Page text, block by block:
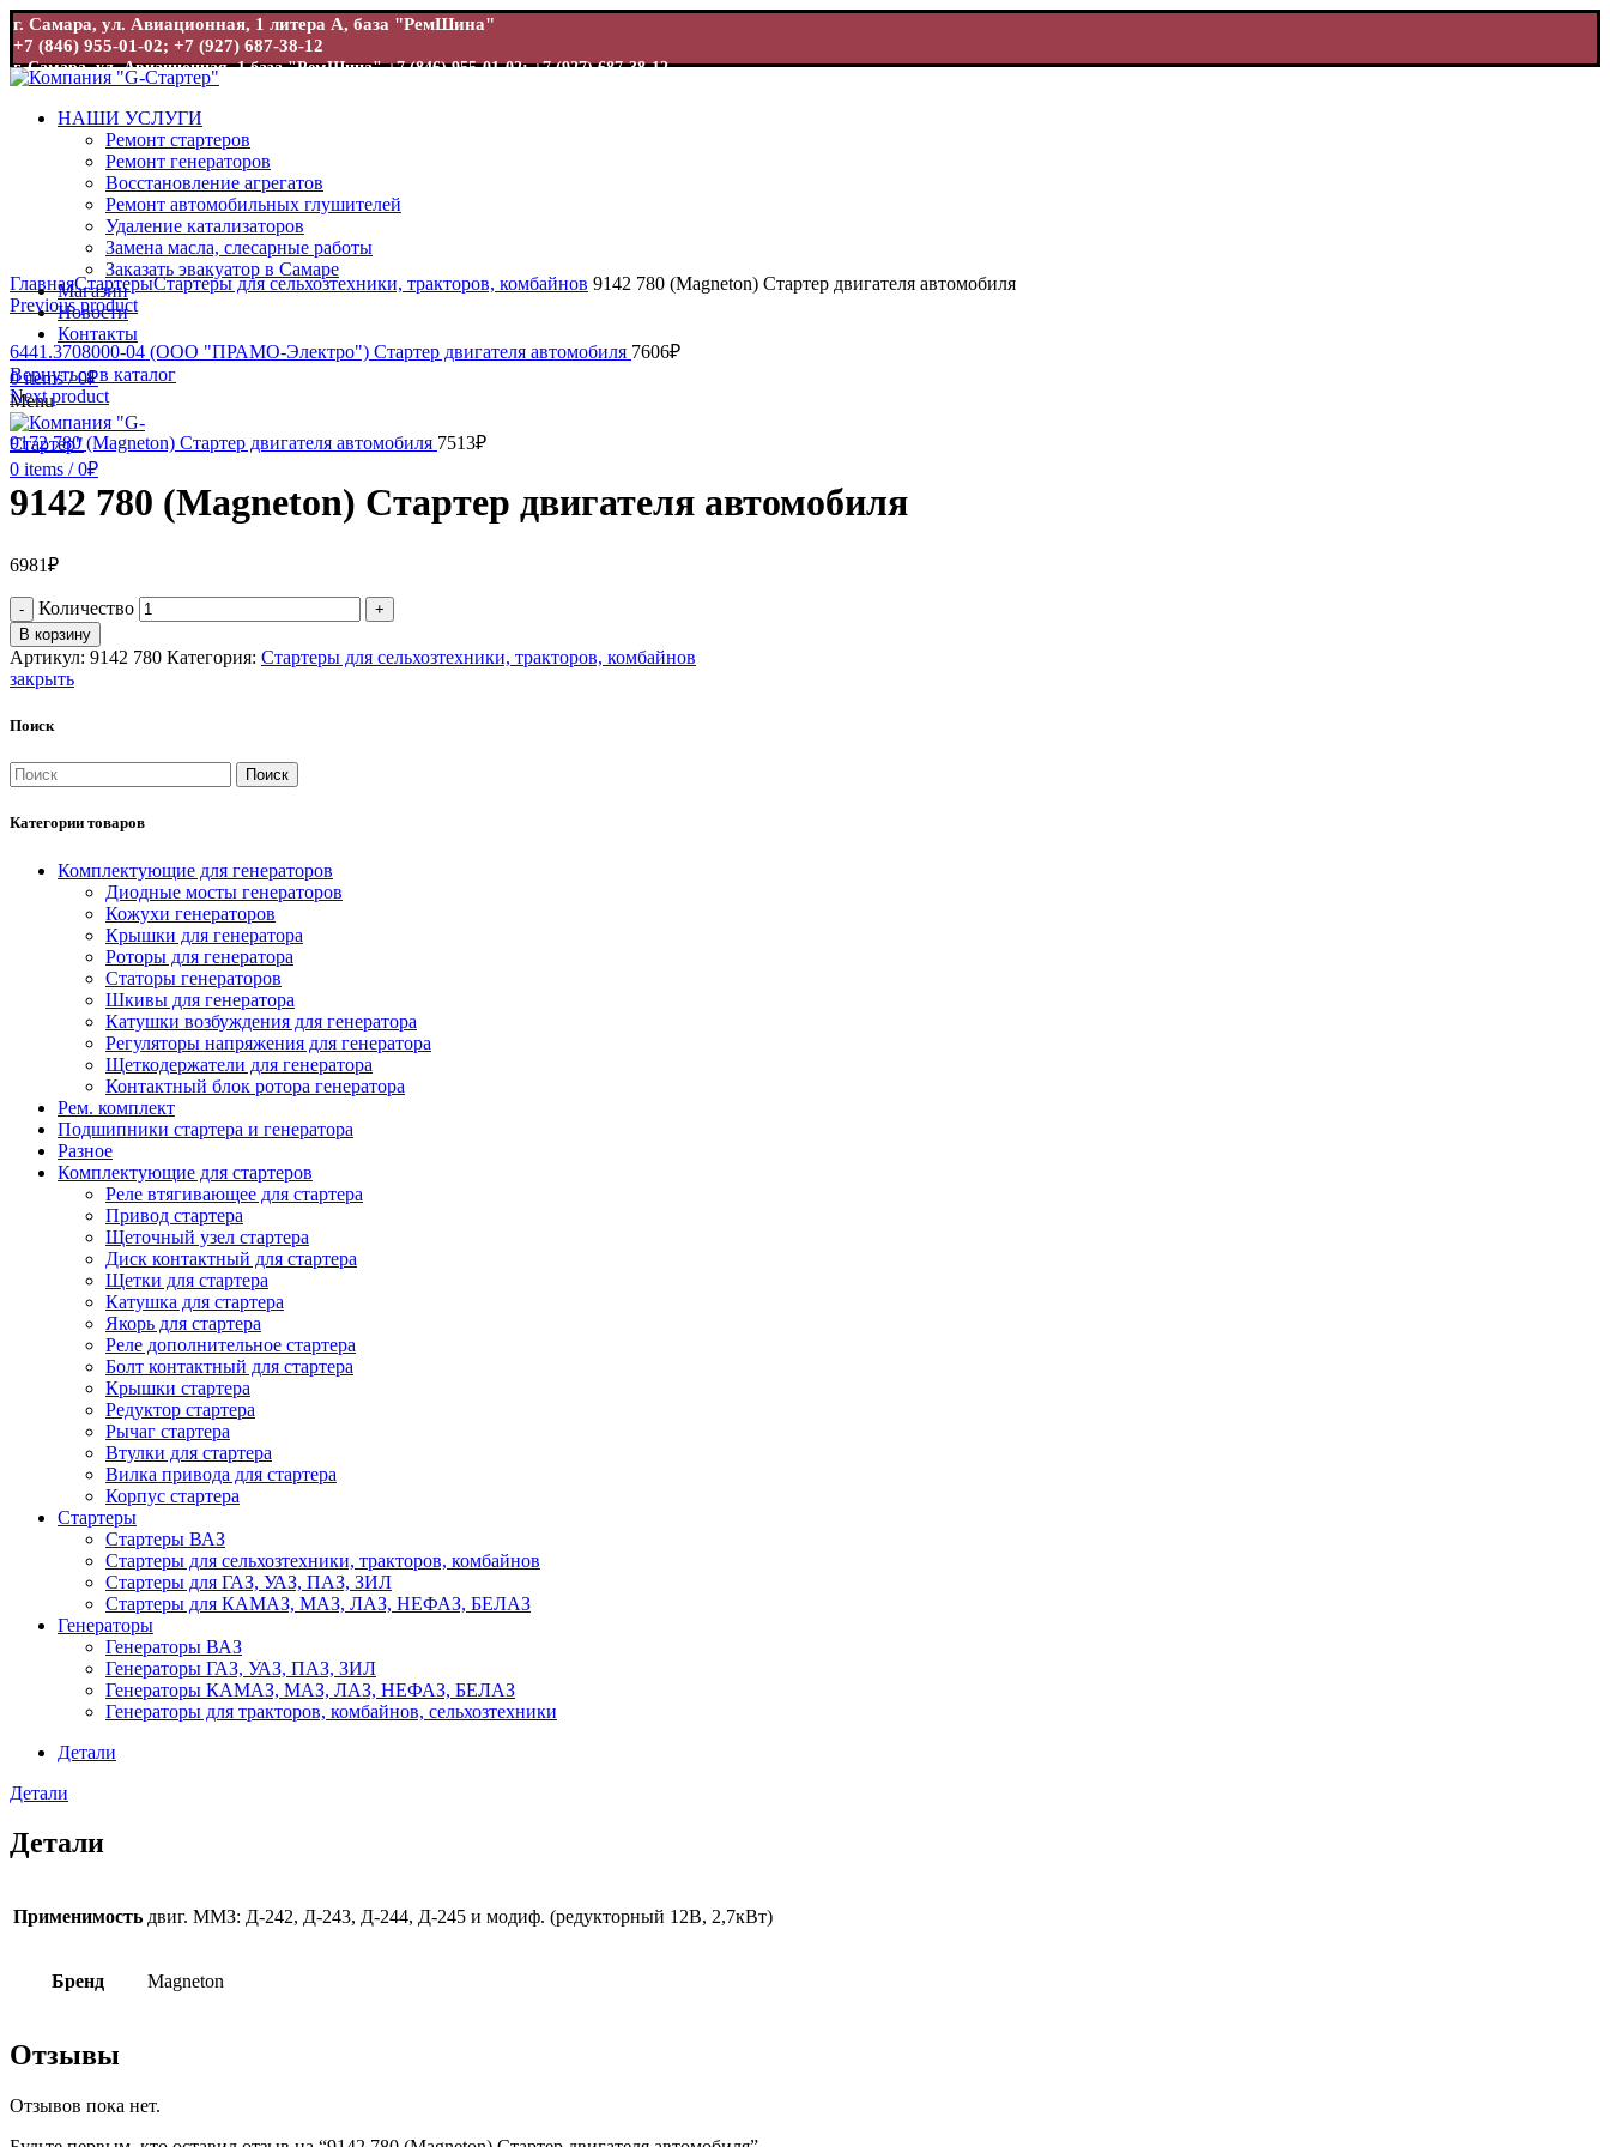
г. Самара, ул. Авиационная, 1 литера А, база "РемШина"
+7 (846) 955-01-02; +7 (927) 687-38-12
г. Самара, ул. Авиационная, 1 база "РемШина" +7 (846) 955-01-02; +7 (927) 687-38-12
НАШИ УСЛУГИ
Ремонт стартеров
Ремонт генераторов
Восстановление агрегатов
Ремонт автомобильных глушителей
Удаление катализаторов
Замена масла, слесарные работы
Заказать эвакуатор в Самаре
Магазин
Новости
Контакты
0items / 0₽
Menu
0 items / 0₽
Увеличить
ГлавнаяСтартерыСтартеры для сельхозтехники, тракторов, комбайнов 9142 780 (Magneton) Стартер двигателя автомобиля
Previous product
6441.3708000-04 (ООО "ПРАМО-Электро") Стартер двигателя автомобиля 7606₽
Вернуться в каталог
Next product
9172 780 (Magneton) Стартер двигателя автомобиля 7513₽
9142 780 (Magneton) Стартер двигателя автомобиля
6981₽
Количество
В корзину
Артикул: 9142 780 Категория: Стартеры для сельхозтехники, тракторов, комбайнов
закрыть
Поиск
Поиск
Категории товаров
Комплектующие для генераторов
Диодные мосты генераторов
Кожухи генераторов
Крышки для генератора
Роторы для генератора
Статоры генераторов
Шкивы для генератора
Катушки возбуждения для генератора
Регуляторы напряжения для генератора
Щеткодержатели для генератора
Контактный блок ротора генератора
Рем. комплект
Подшипники стартера и генератора
Разное
Комплектующие для стартеров
Реле втягивающее для стартера
Привод стартера
Щеточный узел стартера
Диск контактный для стартера
Щетки для стартера
Катушка для стартера
Якорь для стартера
Реле дополнительное стартера
Болт контактный для стартера
Крышки стартера
Редуктор стартера
Рычаг стартера
Втулки для стартера
Вилка привода для стартера
Корпус стартера
Стартеры
Стартеры ВАЗ
Стартеры для сельхозтехники, тракторов, комбайнов
Стартеры для ГАЗ, УАЗ, ПАЗ, ЗИЛ
Стартеры для КАМАЗ, МАЗ, ЛАЗ, НЕФАЗ, БЕЛАЗ
Генераторы
Генераторы ВАЗ
Генераторы ГАЗ, УАЗ, ПАЗ, ЗИЛ
Генераторы КАМАЗ, МАЗ, ЛАЗ, НЕФАЗ, БЕЛАЗ
Генераторы для тракторов, комбайнов, сельхозтехники
Детали
Детали
Детали
Применимость двиг. ММЗ: Д-242, Д-243, Д-244, Д-245 и модиф. (редукторный 12В, 2,7кВт)
Бренд Magneton
Отзывы
Отзывов пока нет.